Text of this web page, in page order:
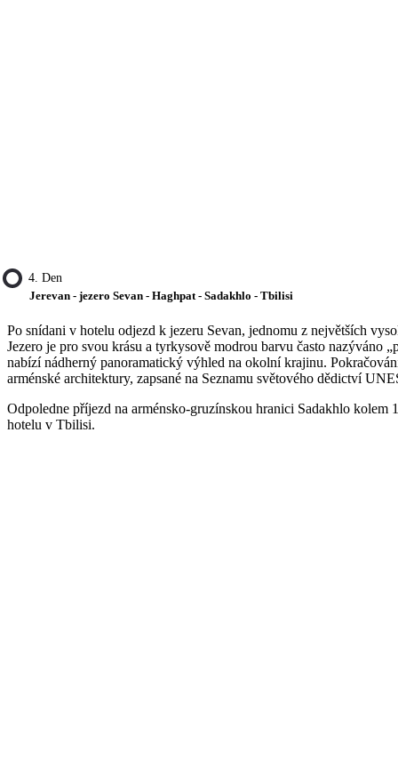
4. Den
Jerevan - jezero Sevan - Haghpat - Sadakhlo - Tbilisi
Po snídani v hotelu odjezd k jezeru Sevan, jednomu z největších
Jezero je pro svou krásu a tyrkysově modrou barvu často nazýváno
nabízí nádherný panoramatický výhled na okolní krajinu.
arménské architektury, zapsané na Seznamu světového dědictví
Odpoledne příjezd na arménsko-gruzínskou hranici Sadakhlo
hotelu v Tbilisi.